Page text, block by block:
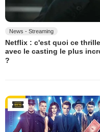
News - Streaming
Netflix : c'est quoi ce
avec le casting le plus
?